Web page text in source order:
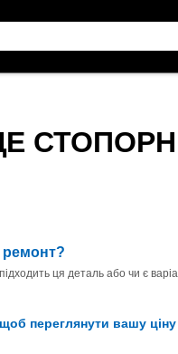
ремонт?
ця деталь або чи є
переглянути вашу ціну